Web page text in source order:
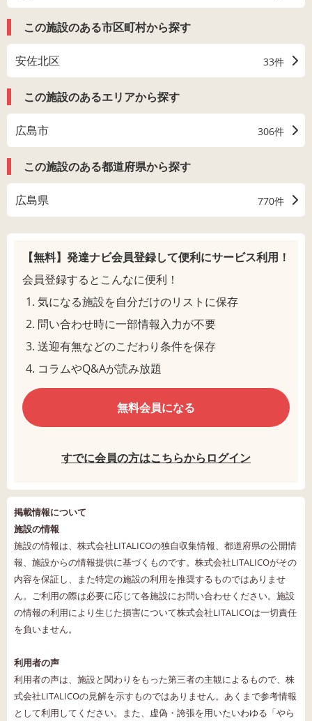
この施設のある市区町村から探す
安佐北区 33件
この施設のあるエリアから探す
広島市 306件
この施設のある都道府県から探す
広島県 770件
【無料】発達ナビ会員登録して便利にサービス利用！
会員登録するとこんなに便利！
気になる施設を自分だけのリストに保存
問い合わせ時に一部情報入力が不要
送迎有無などのこだわり条件を保存
コラムやQ&Aが読み放題
無料会員になる
すでに会員の方はこちらからログイン
掲載情報について
施設の情報
施設の情報は、株式会社LITALICOの独自収集情報、都道府県の公開情
報、施設からの情報提供に基づくものです。株式会社LITALICOがその
内容を保証し、また特定の施設の利用を推奨するものではありませ
ん。ご利用の際は必要に応じて各施設にお問い合わせください。施設
の情報の利用により生じた損害について株式会社LITALICOは一切責任
を負いません。
利用者の声
利用者の声は、施設と関わりをもった第三者の主観によるもので、株
式会社LITALICOの見解を示すものではありません。あくまで参考情報
として利用してください。また、虚偽・誇張を用いたいわゆる「やら